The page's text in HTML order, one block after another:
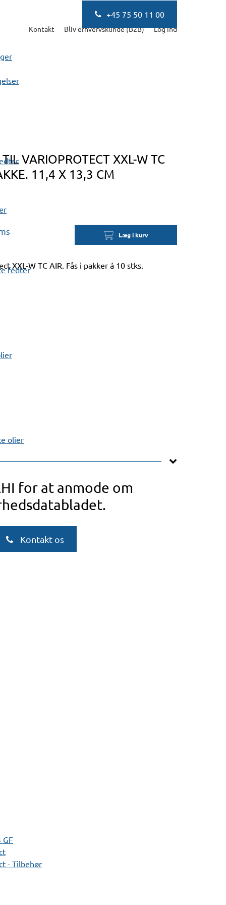
+45 75 50 11 00
Kontakt Bliv erhvervskunde (B2B) Log ind
fedter
olier
GF
- Tilbehør
VARIOPROTECT XXL-W TC
11,4 X 13,3 CM
Læg i kurv
XXL-W TC AIR. Fås i pakker á 10 stks.
for at anmode om
Kontakt os